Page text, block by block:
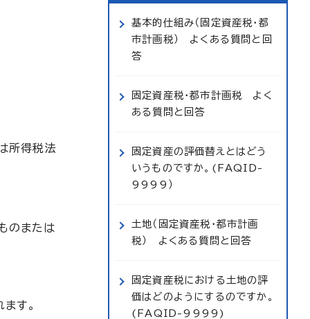
所得税法
のまたは
す。
基本的仕組み（固定資産税・都
市計画税） よくある質問と回
答
固定資産税・都市計画税 よく
ある質問と回答
固定資産の評価替えとはどう
いうものですか。(FAQID-
9999）
土地（固定資産税・都市計画
税） よくある質問と回答
固定資産税における土地の評
価はどのようにするのですか。
(FAQID-9999)